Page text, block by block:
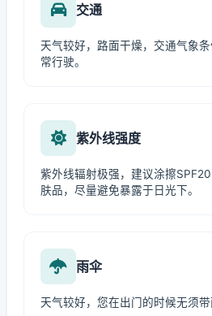
交通
天气较好，路面干燥，交通气象
常行驶。
紫外线强度
紫外线辐射极强，建议涂擦
肤品，尽量避免暴露于日光下。
雨伞
天气较好，您在出门的时候无须带